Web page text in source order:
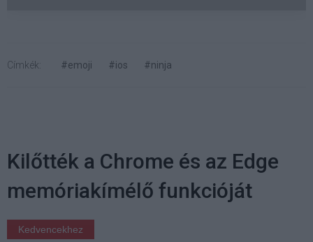
Címkék: #emoji #ios #ninja
Kilőtték a Chrome és az Edge
memóriakímélő funkcióját
Kedvencekhez